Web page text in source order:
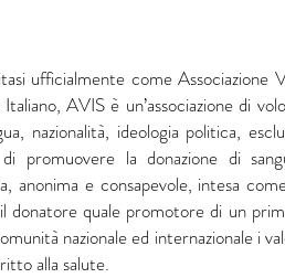
ufficialmente come Associazione
AVIS è un’associazione di
nazionalità, ideologia politica,
promuovere la donazione di
anonima e consapevole, intesa
donatore quale promotore di un
nazionale ed internazionale i
alla salute.